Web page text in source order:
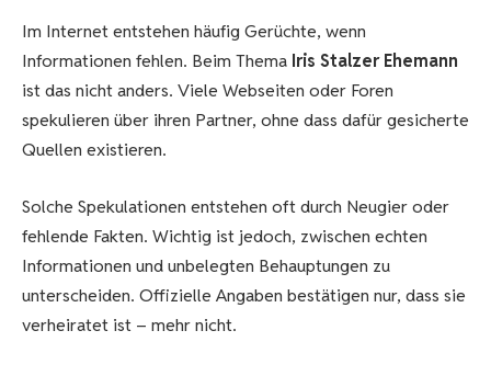
Im Internet entstehen häufig Gerüchte, wenn
Informationen fehlen. Beim Thema Iris Stalzer Ehemann
ist das nicht anders. Viele Webseiten oder Foren
spekulieren über ihren Partner, ohne dass dafür gesicherte
Quellen existieren.
Solche Spekulationen entstehen oft durch Neugier oder
fehlende Fakten. Wichtig ist jedoch, zwischen echten
Informationen und unbelegten Behauptungen zu
unterscheiden. Offizielle Angaben bestätigen nur, dass sie
verheiratet ist – mehr nicht.